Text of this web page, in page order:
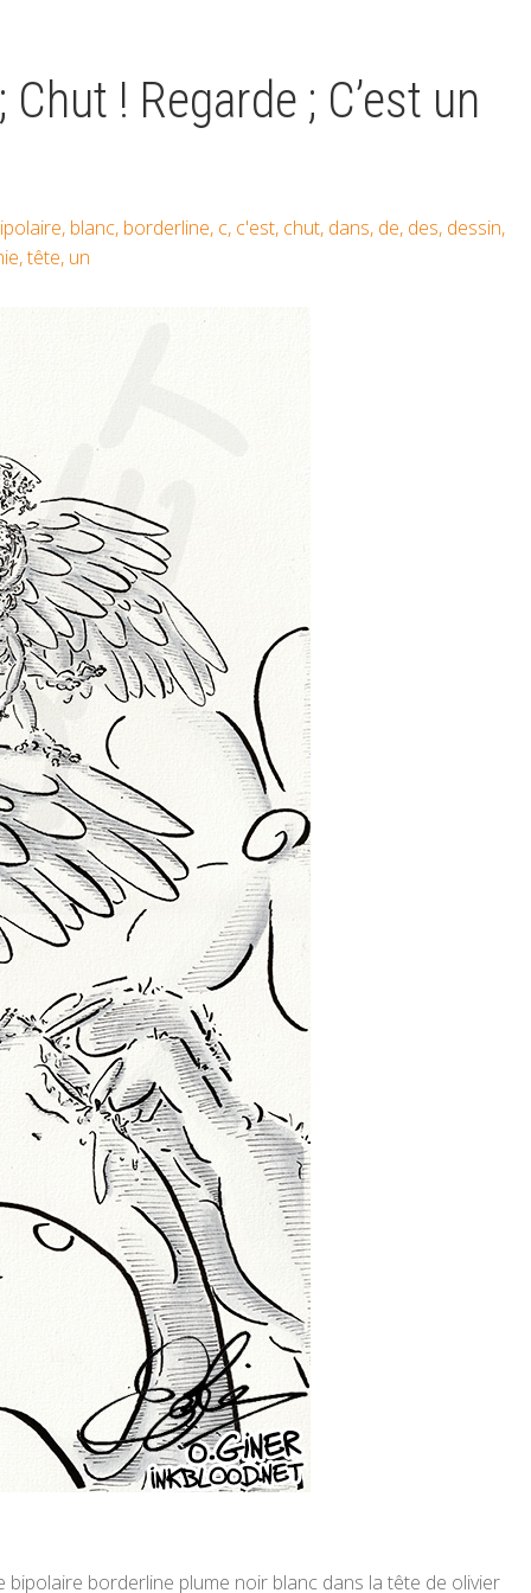
! Regarde ; C’est un
, blanc, borderline, c, c'est, chut, dans, de, des, dessin,
,tête, un
borderline plume noir blanc dans la tête de olivier